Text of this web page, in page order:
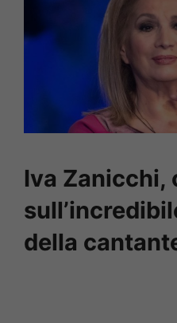
Iva Zanicchi,
della